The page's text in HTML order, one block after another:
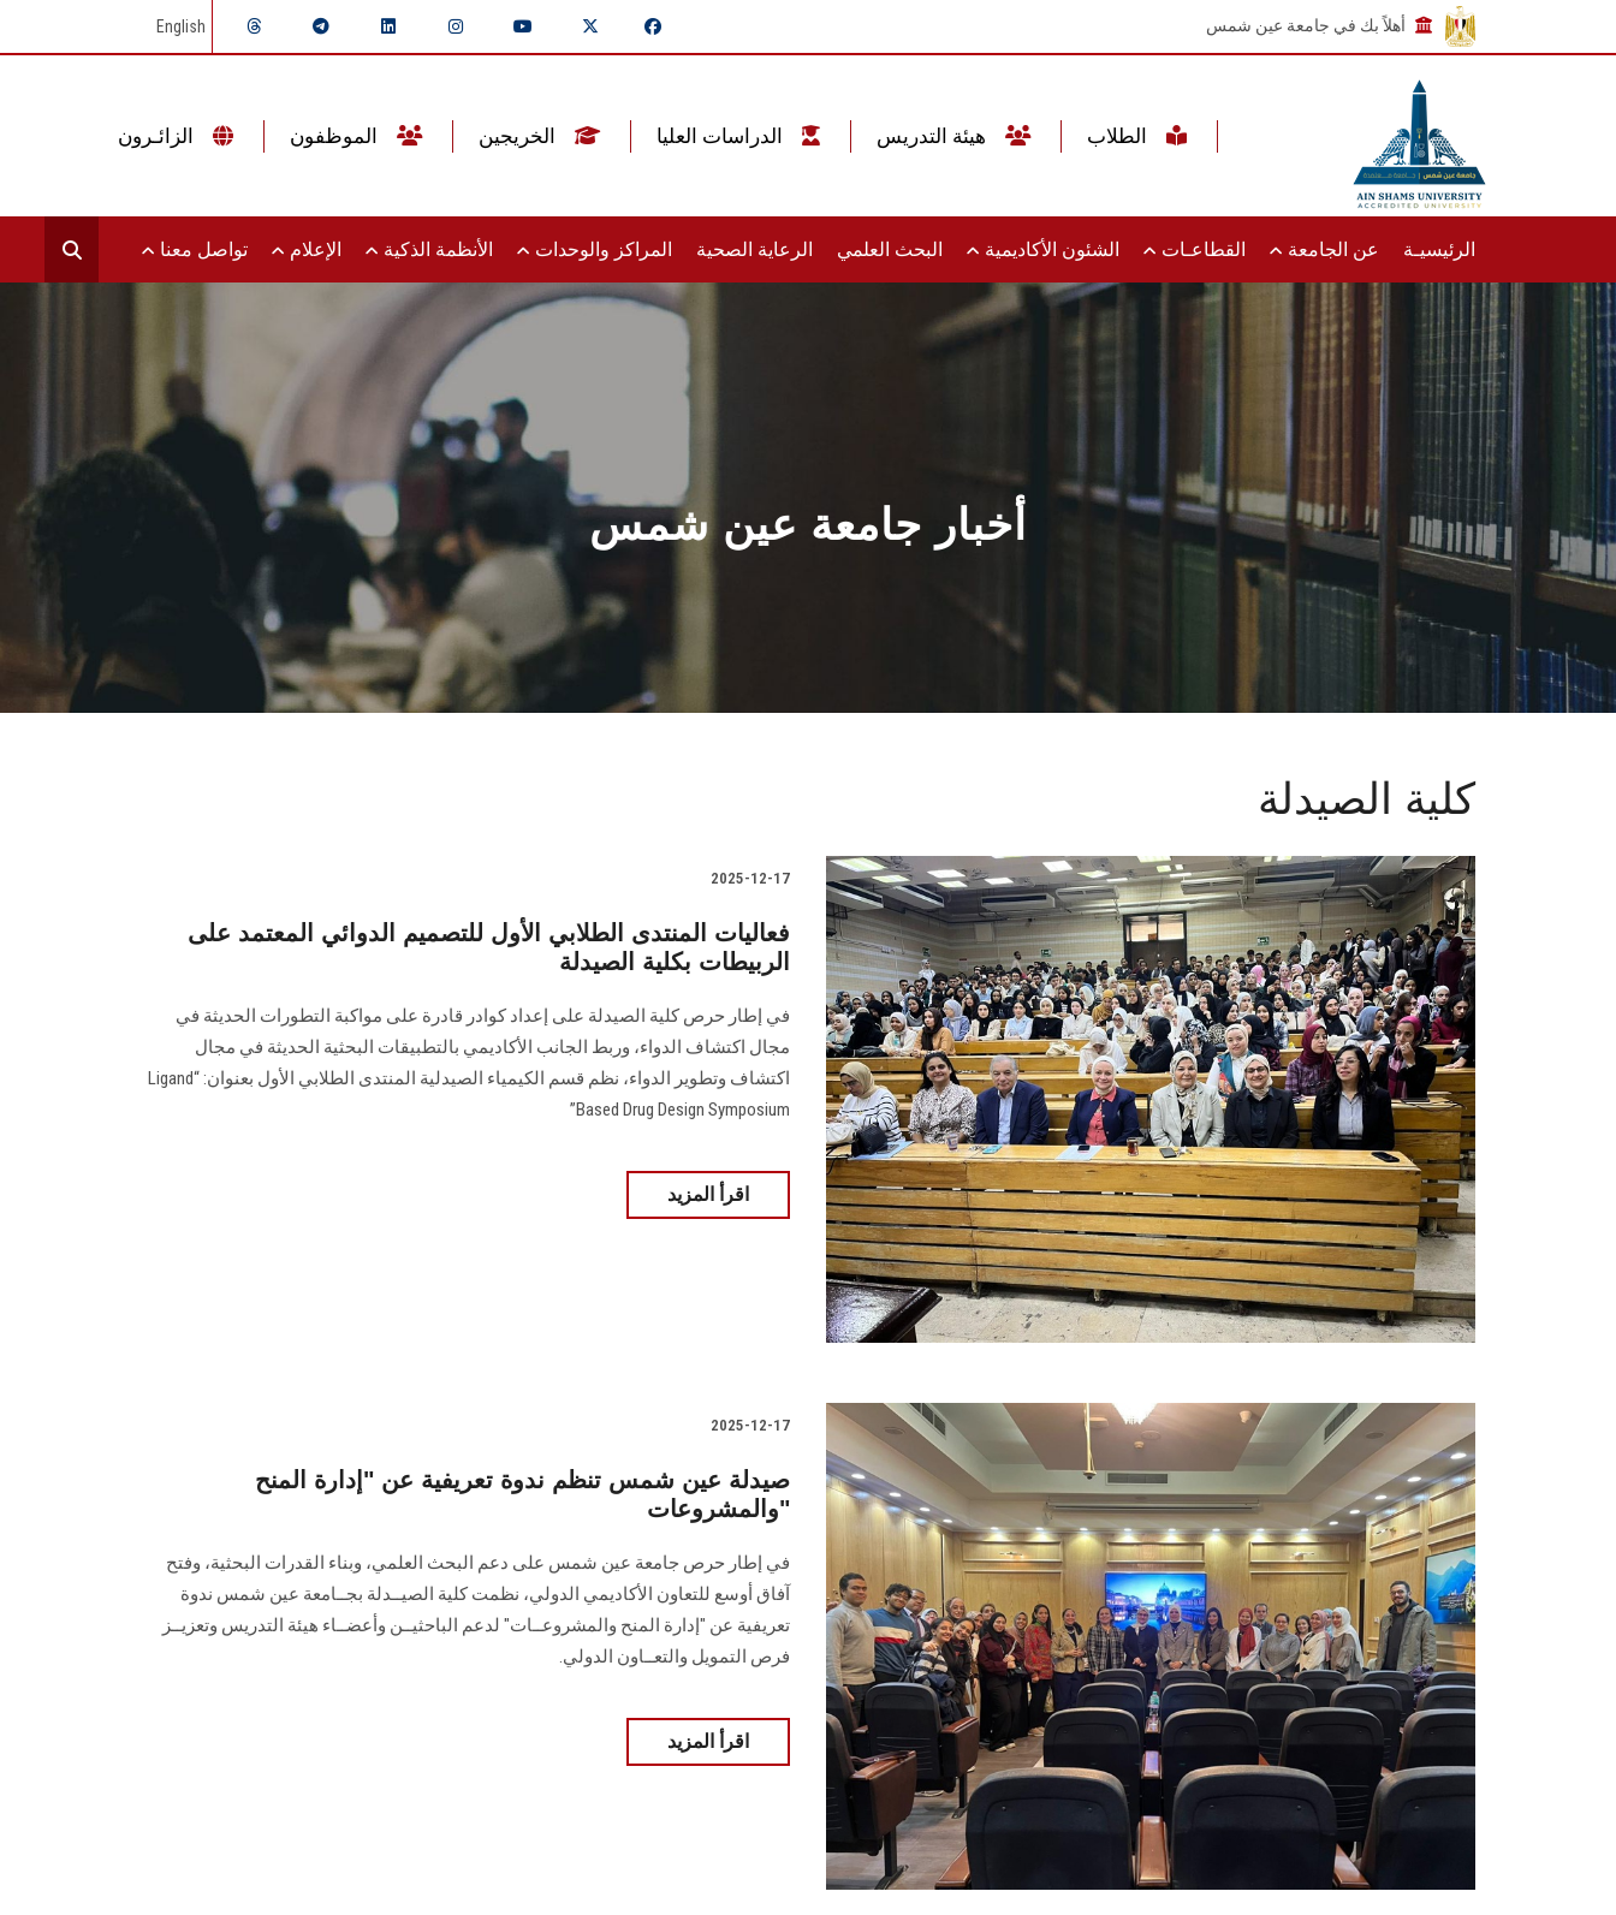
أهلاً بك في جامعة عين شمس English
الرئيسيـة عن الجامعة القطاعـات الشئون الأكاديمية البحث العلمي الرعاية الصحية المراكز والوحدات الأنظمة الذكية الإعلام تواصل معنا
أخبار جامعة عين شمس
كلية الصيدلة
2025-12-17
فعاليات المنتدى الطلابي الأول للتصميم الدوائي المعتمد على
الربيطات بكلية الصيدلة
في إطار حرص كلية الصيدلة على إعداد كوادر قادرة على مواكبة التطورات الحديثة في
مجال اكتشاف الدواء، وربط الجانب الأكاديمي بالتطبيقات البحثية الحديثة في مجال
اكتشاف وتطوير الدواء، نظم قسم الكيمياء الصيدلية المنتدى الطلابي الأول بعنوان: “Ligand
Based Drug Design Symposium”
اقرأ المزيد
2025-12-17
صيدلة عين شمس تنظم ندوة تعريفية عن "إدارة المنح
والمشروعات"
في إطار حرص جامعة عين شمس على دعم البحث العلمي، وبناء القدرات البحثية، وفتح
آفاق أوسع للتعاون الأكاديمي الدولي، نظمت كلية الصيــدلة بجــامعة عين شمس ندوة
تعريفية عن "إدارة المنح والمشروعــات" لدعم الباحثيــن وأعضــاء هيئة التدريس وتعزيــز
فرص التمويل والتعــاون الدولي.
اقرأ المزيد